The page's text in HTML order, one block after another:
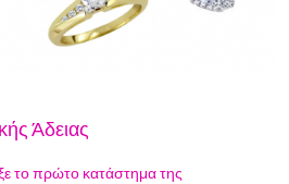
Άδειας
το πρώτο κατάστημα της